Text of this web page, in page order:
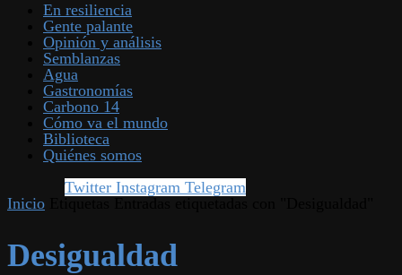
En resiliencia
Gente palante
Opinión y análisis
Semblanzas
Agua
Gastronomías
Carbono 14
Cómo va el mundo
Biblioteca
Quiénes somos
Twitter Instagram Telegram
Inicio
Desigualdad